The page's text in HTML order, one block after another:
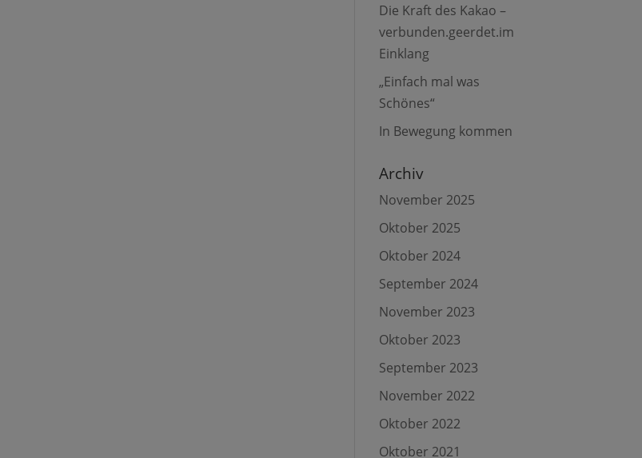
Die Kraft des Kakao –
verbunden.geerdet.im
Einklang
„Einfach mal was
Schönes“
In Bewegung kommen
Archiv
November 2025
Oktober 2025
Oktober 2024
September 2024
November 2023
Oktober 2023
September 2023
November 2022
Oktober 2022
Oktober 2021